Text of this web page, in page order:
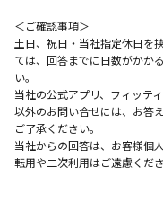
＜ご確認事項＞
土日、祝日・当社指定休日を
ては、回答までに日数がかか
い。
当社の公式アプリ、フィッテ
以外のお問い合せには、お答
ご了承ください。
当社からの回答は、お客様個
転用や二次利用はご遠慮くださ